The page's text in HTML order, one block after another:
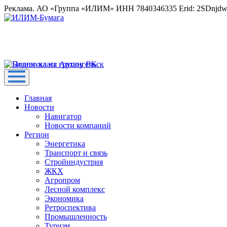
Реклама. АО «Группа «ИЛИМ» ИНН 7840346335 Erid:
Главная
Новости
Навигатор
Новости компаний
Регион
Энергетика
Транспорт и связь
Стройиндустрия
ЖКХ
Агропром
Лесной комплекс
Экономика
Ретроспектива
Промышленность